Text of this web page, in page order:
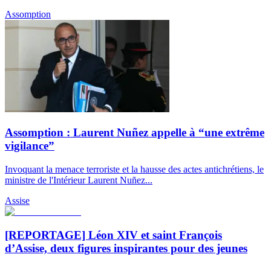
Assomption
Assomption : Laurent Nuñez appelle à “une extrême
vigilance”
Invoquant la menace terroriste et la hausse des actes antichrétiens, le
ministre de l'Intérieur Laurent Nuñez...
Assise
[REPORTAGE] Léon XIV et saint François
d’Assise, deux figures inspirantes pour des jeunes